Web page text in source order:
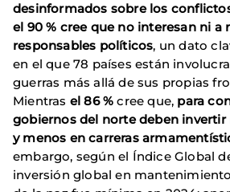
desinformados sobre los
el 90 % cree que no interesan ni a
responsables políticos, un dato
en el que 78 países están
guerras más allá de sus propias
Mientras el 86 % cree que, para
gobiernos del norte deben invertir
y menos en carreras
embargo, según el Índice Global
inversión global en